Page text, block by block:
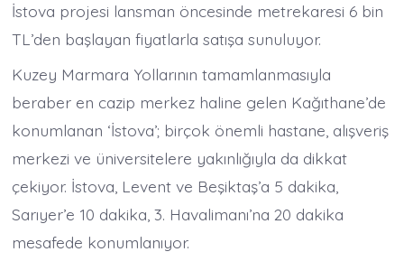
İstova projesi lansman öncesinde metrekaresi 6 bin
TL’den başlayan fiyatlarla satışa sunuluyor.
Kuzey Marmara Yollarının tamamlanmasıyla
beraber en cazip merkez haline gelen Kağıthane’de
konumlanan ‘İstova’; birçok önemli hastane, alışveriş
merkezi ve üniversitelere yakınlığıyla da dikkat
çekiyor. İstova, Levent ve Beşiktaş’a 5 dakika,
Sarıyer’e 10 dakika, 3. Havalimanı’na 20 dakika
mesafede konumlanıyor.